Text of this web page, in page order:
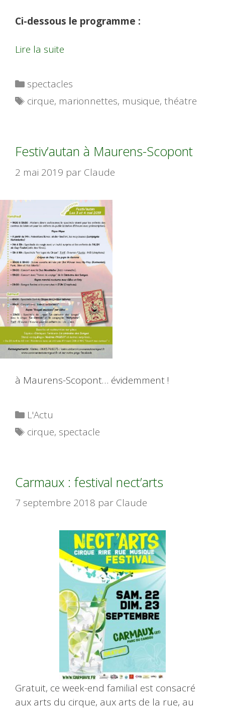
Ci-dessous le programme :
Lire la suite
Catégories
spectacles
Étiquettes
cirque, marionnettes, musique,théatre
Festiv’autan à Maurens-Scopont
2 mai 2019 par Claude
à Maurens-Scopont… évidemment !
Catégories
L'Actu
Étiquettes
cirque, spectacle
Carmaux : festival nect’arts
7 septembre 2018 par Claude
Gratuit, ce week-end familial est consacré
aux arts du cirque, aux arts de la rue, au